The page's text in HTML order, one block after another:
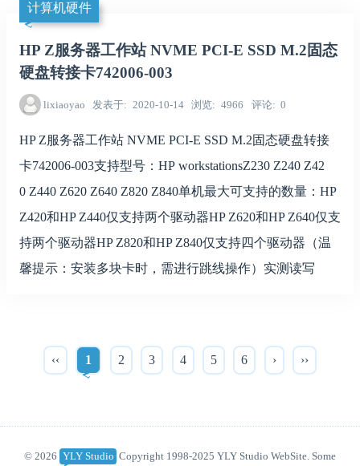
计算机硬件
HP Z服务器工作站 NVME PCI-E SSD M.2固态
硬盘转接卡742006-003
lixiaoyao 发表于 2020-10-14 浏览 4966 评论 0
HP Z服务器工作站 NVME PCI-E SSD M.2固态硬盘转接
卡742006-003支持型号：HP workstationsZ230 Z240 Z42
0 Z440 Z620 Z640 Z820 Z840单机最大可支持的数量：HP
Z420和HP Z440仅支持两个驱动器HP Z620和HP Z640仅支
持两个驱动器HP Z820和HP Z840仅支持四个驱动器（温
馨提示：安装多块卡时，需进行跳线操作）实测读写
‹‹ 1 2 3 4 5 6 › ››
© 2026 YLY Studio Copyright 1998-2025 YLY Studio WebSite. Some